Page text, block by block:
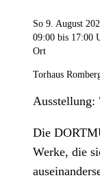
So 9. August
09:00 bis 17:00
Ort
Torhaus
Die
Werke, die